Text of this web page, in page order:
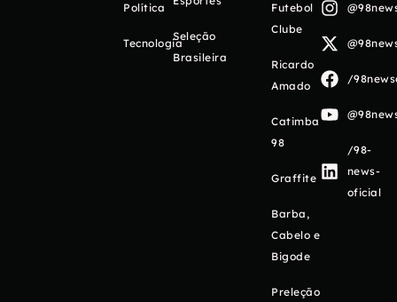
Política
Tecnologia
Seleção
Brasileira
Futebol
Clube
Ricardo
Amado
Catimba
98
Graffite
Barba,
Cabelo e
Bigode
Preleção
/
/98-
news-
oficial